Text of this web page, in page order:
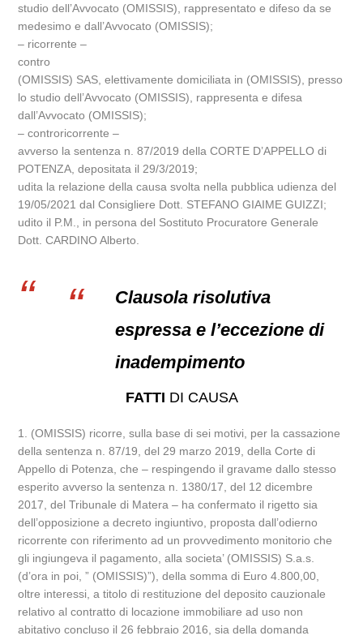
studio dell’Avvocato (OMISSIS), rappresentato e difeso da se
medesimo e dall’Avvocato (OMISSIS);
– ricorrente –
contro
(OMISSIS) SAS, elettivamente domiciliata in (OMISSIS), presso
lo studio dell’Avvocato (OMISSIS), rappresenta e difesa
dall’Avvocato (OMISSIS);
– controricorrente –
avverso la sentenza n. 87/2019 della CORTE D’APPELLO di
POTENZA, depositata il 29/3/2019;
udita la relazione della causa svolta nella pubblica udienza del
19/05/2021 dal Consigliere Dott. STEFANO GIAIME GUIZZI;
udito il P.M., in persona del Sostituto Procuratore Generale
Dott. CARDINO Alberto.
Clausola risolutiva
espressa e l’eccezione di
inadempimento
FATTI DI CAUSA
1. (OMISSIS) ricorre, sulla base di sei motivi, per la cassazione
della sentenza n. 87/19, del 29 marzo 2019, della Corte di
Appello di Potenza, che – respingendo il gravame dallo stesso
esperito avverso la sentenza n. 1380/17, del 12 dicembre
2017, del Tribunale di Matera – ha confermato il rigetto sia
dell’opposizione a decreto ingiuntivo, proposta dall’odierno
ricorrente con riferimento ad un provvedimento monitorio che
gli ingiungeva il pagamento, alla societa’ (OMISSIS) S.a.s.
(d’ora in poi, ” (OMISSIS)”), della somma di Euro 4.800,00,
oltre interessi, a titolo di restituzione del deposito cauzionale
relativo al contratto di locazione immobiliare ad uso non
abitativo concluso il 26 febbraio 2016, sia della domanda